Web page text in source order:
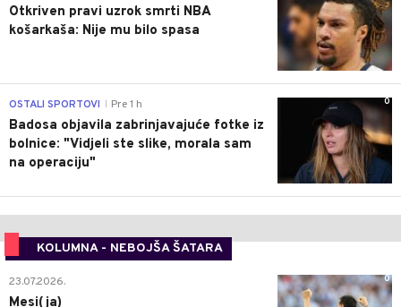
Otkriven pravi uzrok smrti NBA
košarkaša: Nije mu bilo spasa
0
OSTALI SPORTOVI Pre 1 h
Badosa objavila zabrinjavajuće fotke iz
bolnice: "Vidjeli ste slike, morala sam
na operaciju"
KOLUMNA - NEBOJŠA ŠATARA
0
23.07.2026.
Mesi(ja)